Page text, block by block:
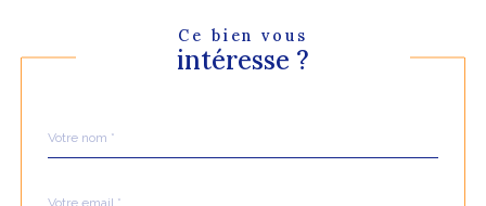
Ce bien vous
intéresse ?
par
*